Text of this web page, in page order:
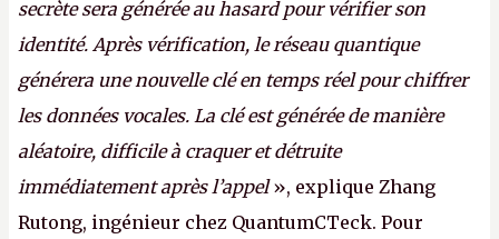
secrète sera générée au hasard pour vérifier son
identité. Après vérification, le réseau quantique
générera une nouvelle clé en temps réel pour chiffrer
les données vocales. La clé est générée de manière
aléatoire, difficile à craquer et détruite
immédiatement après l’appel», explique Zhang
Rutong, ingénieur chez QuantumCTeck. Pour